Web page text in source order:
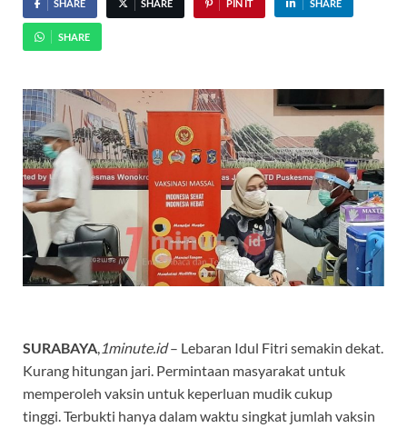
SHARE SHARE PIN IT SHARE
SHARE
SURABAYA 1minute.id– Lebaran Idul Fitri semakin dekat.
Kurang hitungan jari. Permintaan masyarakat untuk
memperoleh vaksin untuk keperluan mudik cukup
tinggi. Terbukti hanya dalam waktu singkat jumlah vaksin